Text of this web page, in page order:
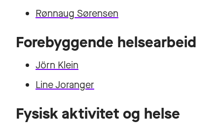
Rønnaug Sørensen
Forebyggende helsearbeid
Jörn Klein
Line Joranger
Fysisk aktivitet og helse